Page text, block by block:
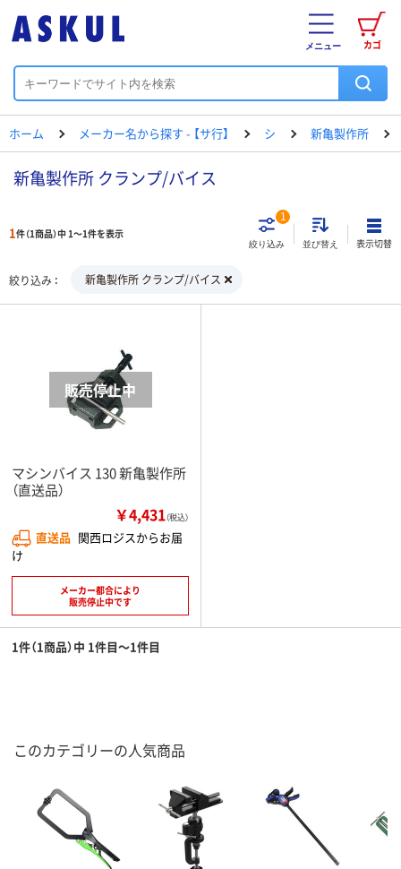
カゴ
メニュー
ホーム メーカー名から探す - 【サ行】 シ 新亀製作所
新亀製作所 クランプ/バイス
1件（1商品）中 1～1件を表示
絞り込み
1
並び替え 表示切替
絞り込み 新亀製作所 クランプ/バイス
マシンバイス 130 新亀製作所
（直送品）
￥4,431（税込）
直送品 関西ロジスからお届
け
メーカー都合により
販売停止中です
1件（1商品）中 1件目～1件目
このカテゴリーの人気商品